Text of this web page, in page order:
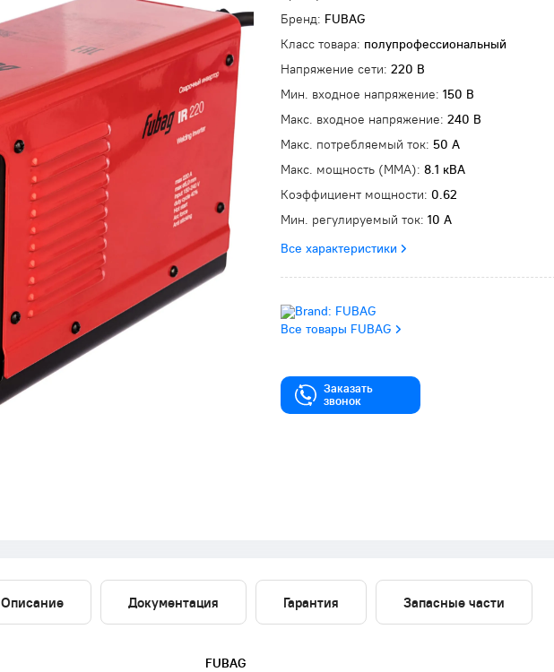
Бренд: FUBAG
Класс товара: полупрофессиональный
Напряжение сети: 220 В
Мин. входное напряжение: 150 В
Макс. входное напряжение: 240 В
Макс. потребляемый ток: 50 А
Макс. мощность (MMA): 8.1 кВА
Коэффициент мощности: 0.62
Мин. регулируемый ток: 10 А
Все характеристики
Все товары FUBAG
Заказать
звонок
Описание Документация Гарантия Запасные части
FUBAG